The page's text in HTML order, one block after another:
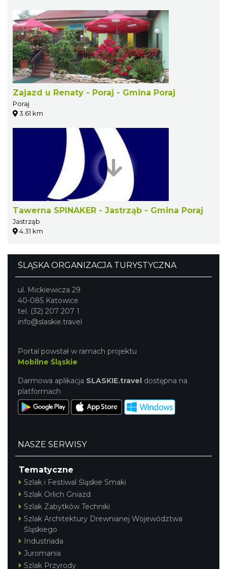
Zajazd u Renaty - Poraj - Gmina Poraj
Poraj
3.61 km
Tawerna SPINAKER - Jastrząb - Gmina Poraj
Jastrząb
4.31 km
ŚLĄSKA ORGANIZACJA TURYSTYCZNA
ul. Mickiewicza 29
40-085 Katowice
tel. (32) 207 207 1
info@slaskie.travel
Portal powstał w ramach projektu
Mobilne Śląskie
Darmowa aplikacja SLASKIE.travel dostępna na
platformach
NASZE SERWISY
Tematyczne
Szlak i Festiwal Śląskie Smaki
Szlak Orlich Gniazd
Szlak Zabytków Techniki
Szlak Architektury Drewnianej Województwa
Śląskiego
Industriada
Juromania
Szlak Przyrody